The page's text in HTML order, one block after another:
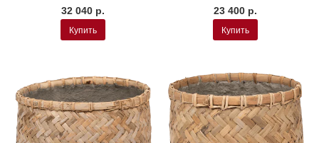
32 040 р.
Купить
23 400 р.
Купить